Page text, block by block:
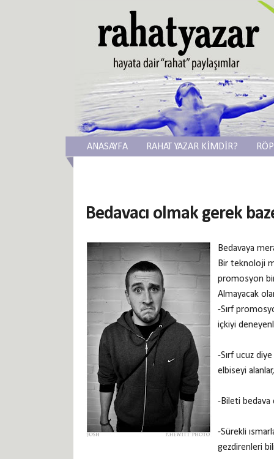
ANASAYFA RAHAT YAZAR KİMDİR?
Bedavacı olmak gerek
Bedavaya
Bir teknoloji
promosyon
Almayacak
-Sırf
içkiyi
-Sırf ucuz
elbiseyi alanlar,
-Bileti bedava
-Sürekli
gezdirenleri